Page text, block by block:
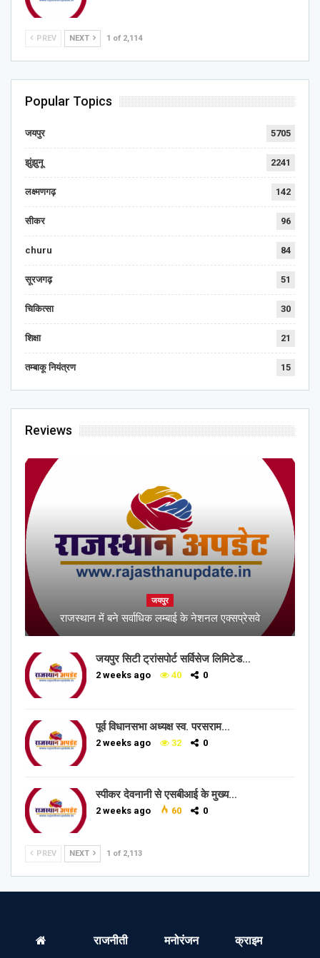
PREV NEXT 1 of 2,114
Popular Topics
जयपुर 5705
झुंझुनू 2241
लक्ष्मणगढ़ 142
सीकर 96
churu 84
सूरजगढ़ 51
चिकित्सा 30
शिक्षा 21
तम्बाकू नियंत्रण 15
Reviews
जयपुर
राजस्थान में बने सर्वाधिक लम्बाई के नेशनल एक्सप्रेसवे
जयपुर सिटी ट्रांसपोर्ट सर्विसेज लिमिटेड…
2 weeks ago 40 0
पूर्व विधानसभा अध्यक्ष स्व. परसराम…
2 weeks ago 32 0
स्पीकर देवनानी से एसबीआई के मुख्य…
2 weeks ago 60 0
PREV NEXT 1 of 2,113
राजनीती मनोरंजन क्राइम